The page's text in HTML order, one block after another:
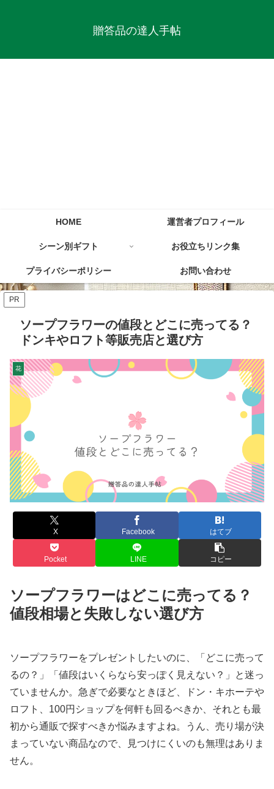
贈答品の達人手帖
HOME 運営者プロフィール
シーン別ギフト お役立ちリンク集
プライバシーポリシー お問い合わせ
PR
ソープフラワーの値段とどこに売ってる？
ドンキやロフト等販売店と選び方
花
X Facebook はてブ
Pocket LINE コピー
ソープフラワーはどこに売ってる？
値段相場と失敗しない選び方
ソープフラワーをプレゼントしたいのに、「どこに売って
るの？」「値段はいくらなら安っぽく見えない？」と迷っ
ていませんか。急ぎで必要なときほど、ドン・キホーテや
ロフト、100円ショップを何軒も回るべきか、それとも最
初から通販で探すべきか悩みますよね。うん、売り場が決
まっていない商品なので、見つけにくいのも無理はありま
せん。